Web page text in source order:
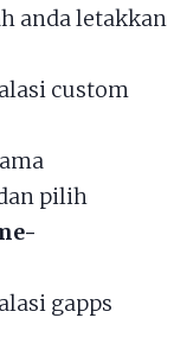
anda letakkan
custom
pilih
gapps